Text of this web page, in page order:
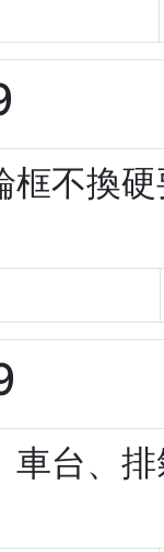
框不換
車台、